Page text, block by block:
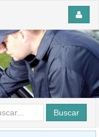
Buscar